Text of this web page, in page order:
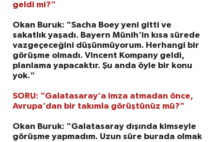
geldi mi?"
Okan Buruk: "Sacha Boey yeni gitti ve
sakatlık yaşadı. Bayern Münih'in kısa sürede
vazgeçeceğini düşünmüyorum. Herhangi bir
görüşme olmadı. Vincent Kompany geldi,
planlama yapacaktır. Şu anda öyle bir konu
yok."
SORU: "Galatasaray'a imza atmadan önce,
Avrupa'dan bir takımla görüştünüz mü?"
Okan Buruk: "Galatasaray dışında kimseyle
görüşme yapmadım. Uzun süre burada olmak